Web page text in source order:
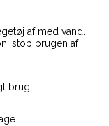
af med vand.
stop brugen af
brug.